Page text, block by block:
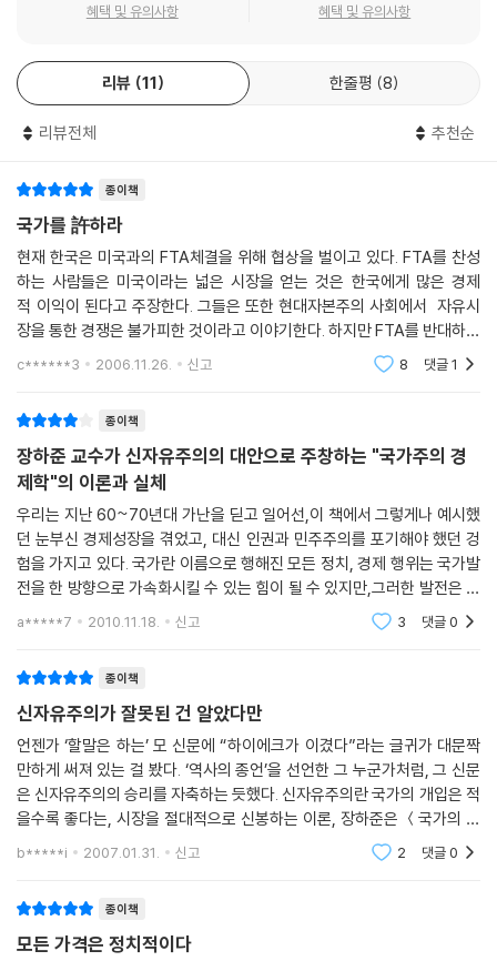
혜택 및 유의사항 혜택 및 유의사항
리뷰 11 한줄평 8
리뷰전체 추천순
종이책
국가를 許하라
현재 한국은 미국과의 FTA체결을 위해 협상을 벌이고 있다. FTA를 찬성
하는 사람들은 미국이라는 넓은 시장을 얻는 것은 한국에게 많은 경제
적 이익이 된다고 주장한다. 그들은 또한 현대자본주의 사회에서 자유시
장을 통한 경쟁은 불가피한 것이라고 이야기한다. 하지만 FTA를 반대하는
사람들은 신자유주의 경제정책에 의해 맺어지는 FTA는 그나마 존재하는
c******3 2006.11.26. 신고 8 댓글1
종이책
장하준 교수가 신자유주의의 대안으로 주창하는 "국가주의 경
제학"의 이론과 실체
우리는 지난 60~70년대 가난을 딛고 일어선,이 책에서 그렇게나 예시했
던 눈부신 경제성장을 겪었고, 대신 인권과 민주주의를 포기해야 했던 겅
험을 가지고 있다. 국가란 이름으로 행해진 모든 정치, 경제 행위는 국가발
전을 한 방향으로 가속화시킬 수 있는 힘이 될 수 있지만,그러한 발전은 계
급갈등을 심화하고 인간의 존엄을 상실하는,그리고 그러한 것들이 어쩔수
a*****7 2010.11.18. 신고 3 댓글0
종이책
신자유주의가 잘못된 건 알았다만
언젠가 ‘할말은 하는’ 모 신문에 “하이에크가 이겼다”라는 글귀가 대문짝
만하게 써져 있는 걸 봤다. ‘역사의 종언’을 선언한 그 누군가처럼, 그 신문
은 신자유주의의 승리를 자축하는 듯했다. 신자유주의란 국가의 개입은 적
을수록 좋다는, 시장을 절대적으로 신봉하는 이론, 장하준은 ＜국가의 역
할＞에서 신자유주의의 오류를 지적하며 국가의 개입은 아직도 필요함을
b*****i 2007.01.31. 신고 2 댓글0
종이책
모든 가격은 정치적이다